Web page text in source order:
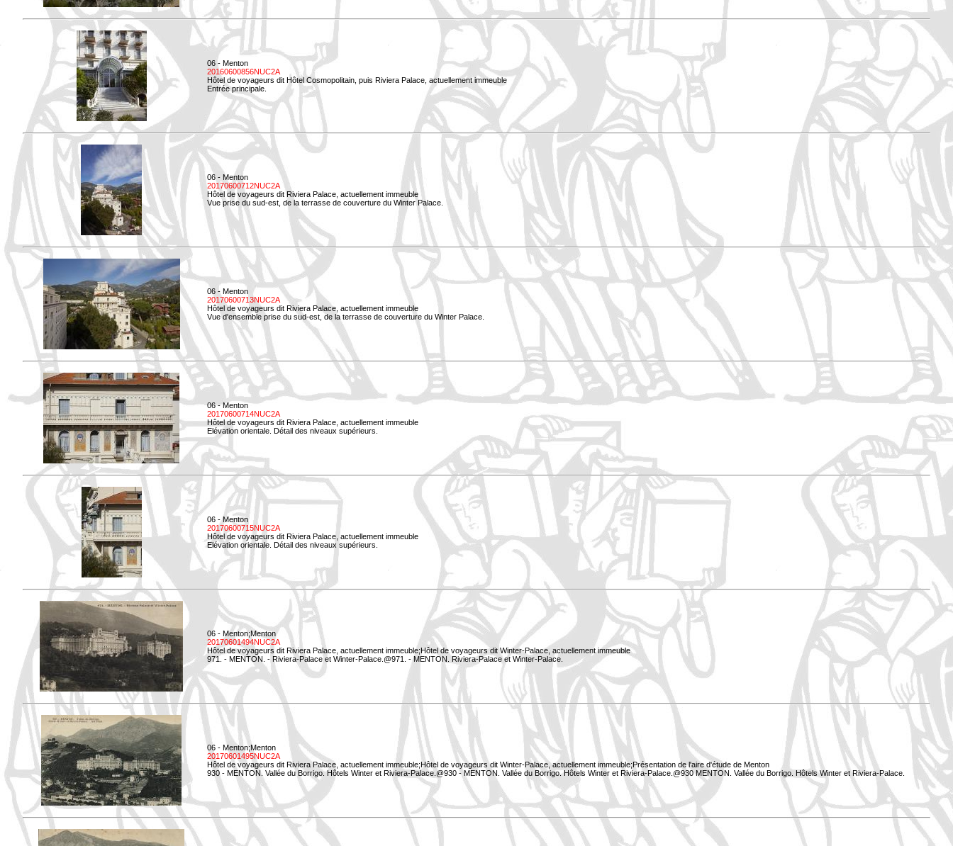
06 - Menton
20160600856NUC2A
Hôtel de voyageurs dit Hôtel Cosmopolitain, puis Riviera Palace, actuellement immeuble
Entrée principale.
06 - Menton
20170600712NUC2A
Hôtel de voyageurs dit Riviera Palace, actuellement immeuble
Vue prise du sud-est, de la terrasse de couverture du Winter Palace.
06 - Menton
20170600713NUC2A
Hôtel de voyageurs dit Riviera Palace, actuellement immeuble
Vue d'ensemble prise du sud-est, de la terrasse de couverture du Winter Palace.
06 - Menton
20170600714NUC2A
Hôtel de voyageurs dit Riviera Palace, actuellement immeuble
Elévation orientale. Détail des niveaux supérieurs.
06 - Menton
20170600715NUC2A
Hôtel de voyageurs dit Riviera Palace, actuellement immeuble
Elévation orientale. Détail des niveaux supérieurs.
06 - Menton;Menton
20170601494NUC2A
Hôtel de voyageurs dit Riviera Palace, actuellement immeuble;Hôtel de voyageurs dit Winter-Palace, actuellement immeuble
971. - MENTON. - Riviera-Palace et Winter-Palace.@971. - MENTON. Riviera-Palace et Winter-Palace.
06 - Menton;Menton
20170601495NUC2A
Hôtel de voyageurs dit Riviera Palace, actuellement immeuble;Hôtel de voyageurs dit Winter-Palace, actuellement immeuble;Présentation de l'aire d'étude de Menton
930 - MENTON. Vallée du Borrigo. Hôtels Winter et Riviera-Palace.@930 - MENTON. Vallée du Borrigo. Hôtels Winter et Riviera-Palace.@930 MENTON. Vallée du Borrigo. Hôtels Winter et Riviera-Palace.